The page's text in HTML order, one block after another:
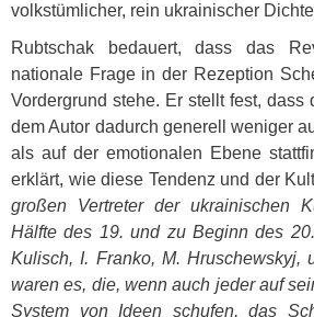
volkstümlicher, rein ukrainischer
Rubtschak bedauert, dass das
nationale Frage in der Rezeption
Vordergrund stehe. Er stellt fest, dass
dem Autor dadurch generell weniger
als auf der emotionalen Ebene
erklärt, wie diese Tendenz und der
großen Vertreter der ukrainischen
Hälfte des 19. und zu Beginn des
Kulisch, I. Franko, M. Hruschewskyj,
waren es, die, wenn auch jeder auf
System von Ideen schufen, das